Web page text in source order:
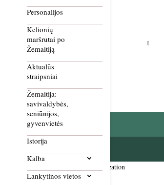
Personalijos
Kelionių
maršrutai po
Žemaitiją
Aktualūs
straipsniai
Žemaitija:
savivaldybės,
seniūnijos,
gyvenvietės
Istorija
Kalba
Lankytinos vietos
Smush Image Compression and Optimization